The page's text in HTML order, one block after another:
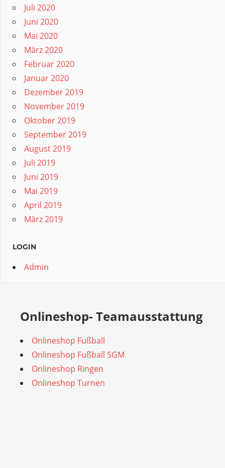
Juli 2020
Juni 2020
Mai 2020
März 2020
Februar 2020
Januar 2020
Dezember 2019
November 2019
Oktober 2019
September 2019
August 2019
Juli 2019
Juni 2019
Mai 2019
April 2019
März 2019
LOGIN
Admin
Onlineshop- Teamausstattung
Onlineshop Fußball
Onlineshop Fußball SGM
Onlineshop Ringen
Onlineshop Turnen